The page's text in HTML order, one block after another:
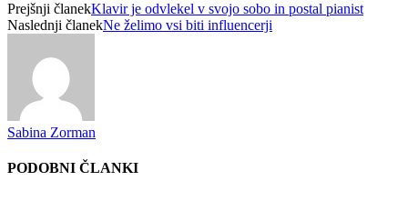
Prejšnji članekKlavir je odvlekel v svojo sobo in postal pianist
Naslednji članekNe želimo vsi biti influencerji
Sabina Zorman
PODOBNI ČLANKI